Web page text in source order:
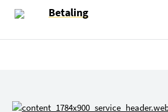
Betaling